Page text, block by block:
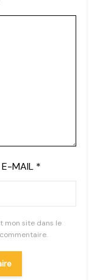
E-MAIL *
mon site dans le